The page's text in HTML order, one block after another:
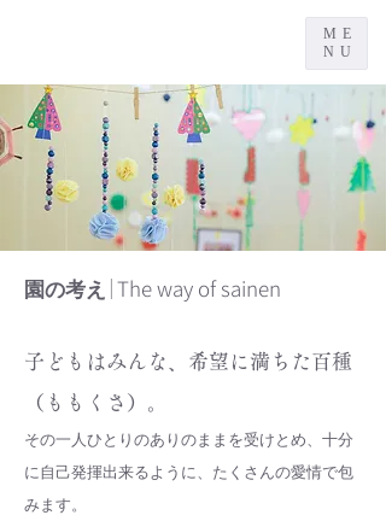
ME
NU
園の考え ｜The way of sainen
子どもはみんな、希望に満ちた百種
（ももくさ）。
その一人ひとりのありのままを受けとめ、十分
に自己発揮出来るように、たくさんの愛情で包
みます。